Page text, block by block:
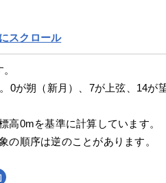
スクロール
0が朔（新月）、7が上弦、14が
高0mを基準に計算しています。
の順序は逆のことがあります。